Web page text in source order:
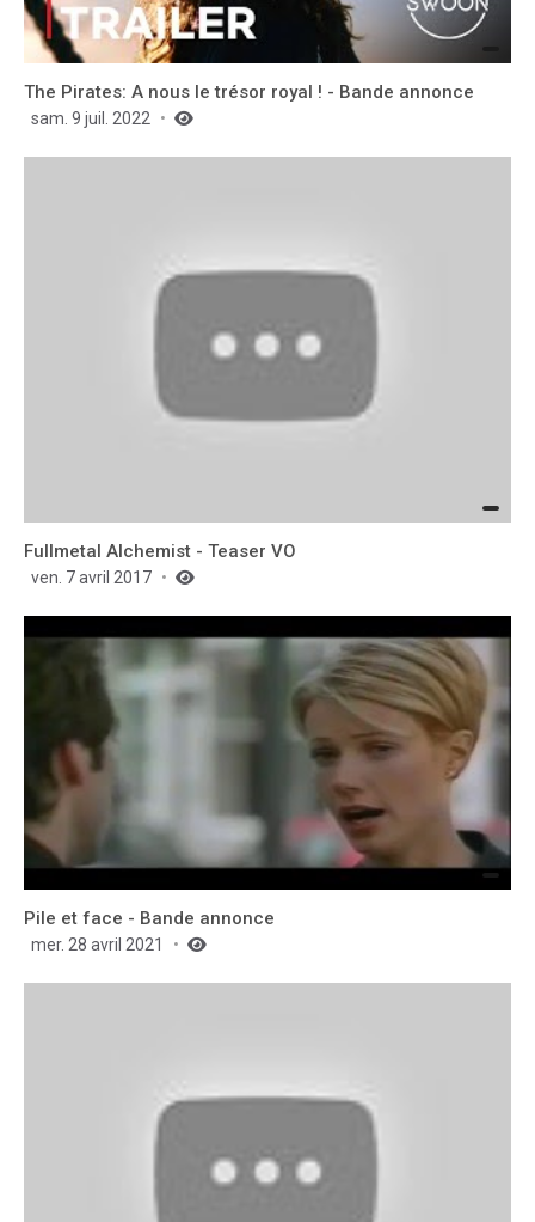
The Pirates: A nous le trésor royal ! - Bande annonce
sam. 9 juil. 2022
Fullmetal Alchemist - Teaser VO
ven. 7 avril 2017
Pile et face - Bande annonce
mer. 28 avril 2021